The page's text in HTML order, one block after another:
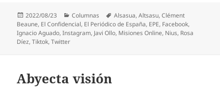
Publicado
el
2022/08/23 Categorías
Columnas Etiquetas
Alsasua,Altsasu,Clément
Beaune, El Confidencial, El Periódico de España, EPE, Facebook,
Ignacio Aguado,Instagram, Javi Ollo, Misiones Online, Nius, Rosa
Díez,Tiktok,Twitter
Abyecta visión